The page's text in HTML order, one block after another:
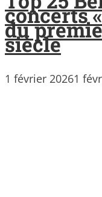
concerts
du
siècle
1 février 20261